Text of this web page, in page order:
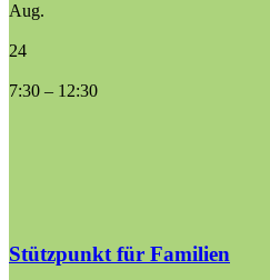
Aug.
24
7:30 – 12:30
Stützpunkt für Familien